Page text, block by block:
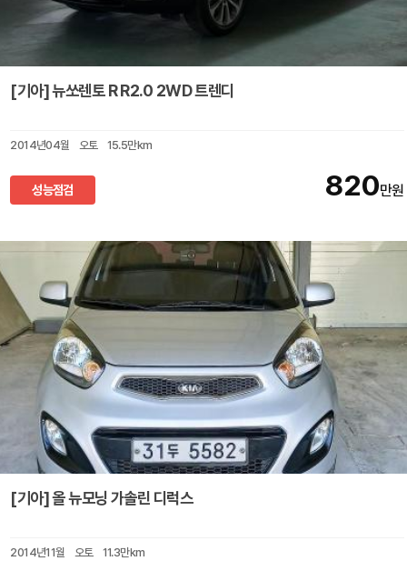
[기아] 뉴쏘렌토 R R2.0 2WD 트렌디
2014년04월 오토 15.5만km
성능점검 820만원
[기아] 올 뉴모닝 가솔린 디럭스
2014년11월 오토 11.3만km